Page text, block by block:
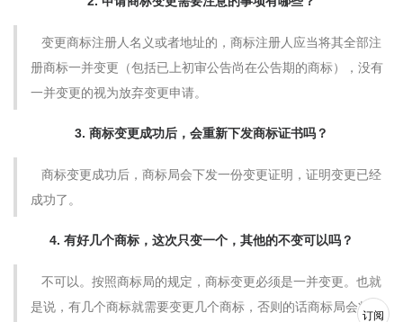
变更商标注册人名义或者地址的，商标注册人应当将其全部注
册商标一并变更（包括已上初审公告尚在公告期的商标），没有
一并变更的视为放弃变更申请。
3. 商标变更成功后，会重新下发商标证书吗？
商标变更成功后，商标局会下发一份变更证明，证明变更已经
成功了。
4. 有好几个商标，这次只变一个，其他的不变可以吗？
不可以。按照商标局的规定，商标变更必须是一并变更。也就
是说，有几个商标就需要变更几个商标，否则的话商标局会将变
订阅